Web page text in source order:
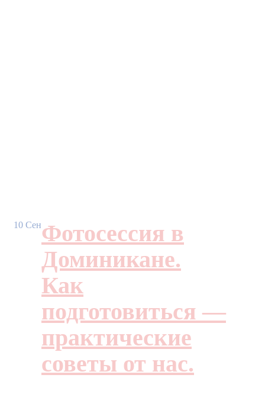
10 СенФотосессия в
Доминикане.
Как
подготовиться —
практические
советы от нас.